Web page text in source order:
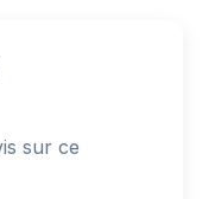
sur ce